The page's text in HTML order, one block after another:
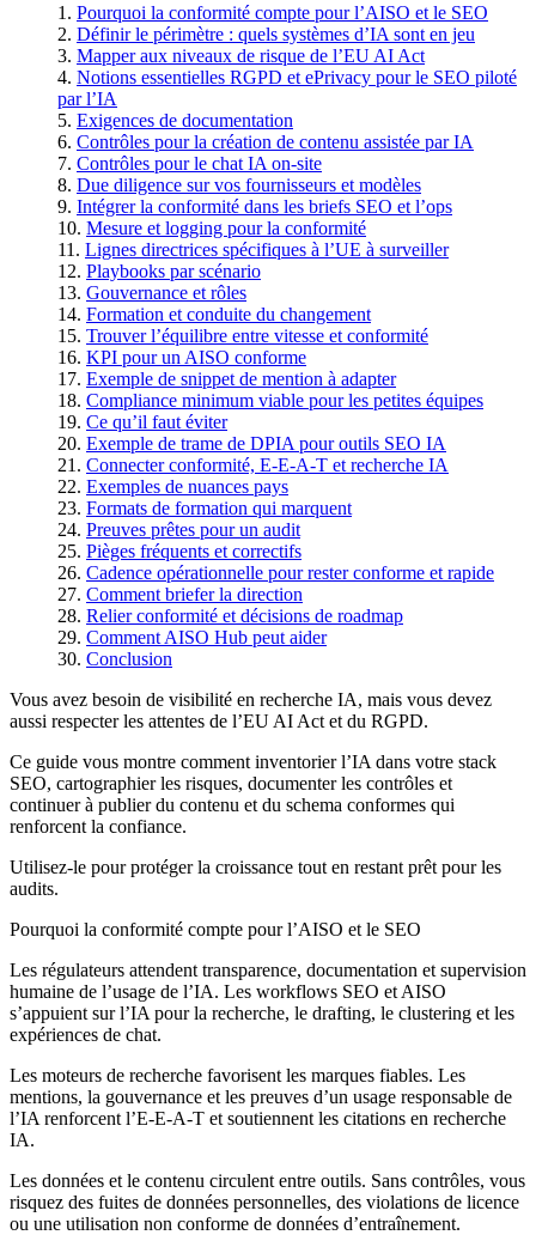
Pourquoi la conformité compte pour l’AISO et le SEO
Définir le périmètre : quels systèmes d’IA sont en jeu
Mapper aux niveaux de risque de l’EU AI Act
Notions essentielles RGPD et ePrivacy pour le SEO piloté
par l’IA
Exigences de documentation
Contrôles pour la création de contenu assistée par IA
Contrôles pour le chat IA on-site
Due diligence sur vos fournisseurs et modèles
Intégrer la conformité dans les briefs SEO et l’ops
Mesure et logging pour la conformité
Lignes directrices spécifiques à l’UE à surveiller
Playbooks par scénario
Gouvernance et rôles
Formation et conduite du changement
Trouver l’équilibre entre vitesse et conformité
KPI pour un AISO conforme
Exemple de snippet de mention à adapter
Compliance minimum viable pour les petites équipes
Ce qu’il faut éviter
Exemple de trame de DPIA pour outils SEO IA
Connecter conformité, E-E-A-T et recherche IA
Exemples de nuances pays
Formats de formation qui marquent
Preuves prêtes pour un audit
Pièges fréquents et correctifs
Cadence opérationnelle pour rester conforme et rapide
Comment briefer la direction
Relier conformité et décisions de roadmap
Comment AISO Hub peut aider
Conclusion
Vous avez besoin de visibilité en recherche IA, mais vous devez
aussi respecter les attentes de l’EU AI Act et du RGPD.
Ce guide vous montre comment inventorier l’IA dans votre stack
SEO, cartographier les risques, documenter les contrôles et
continuer à publier du contenu et du schema conformes qui
renforcent la confiance.
Utilisez-le pour protéger la croissance tout en restant prêt pour les
audits.
Pourquoi la conformité compte pour l’AISO et le SEO
Les régulateurs attendent transparence, documentation et supervision
humaine de l’usage de l’IA. Les workflows SEO et AISO
s’appuient sur l’IA pour la recherche, le drafting, le clustering et les
expériences de chat.
Les moteurs de recherche favorisent les marques fiables. Les
mentions, la gouvernance et les preuves d’un usage responsable de
l’IA renforcent l’E-E-A-T et soutiennent les citations en recherche
IA.
Les données et le contenu circulent entre outils. Sans contrôles, vous
risquez des fuites de données personnelles, des violations de licence
ou une utilisation non conforme de données d’entraînement.